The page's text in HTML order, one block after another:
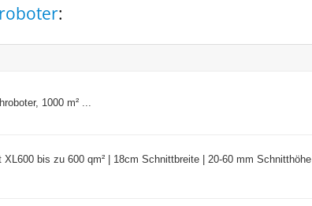
:
1000 m² ...
XL600 bis zu 600 qm² | 18cm Schnittbreite | 20-60 mm Schnitthöhe